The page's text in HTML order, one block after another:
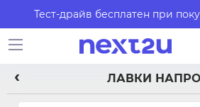
Тест-драйв бесплатен при
ЛАВКИ